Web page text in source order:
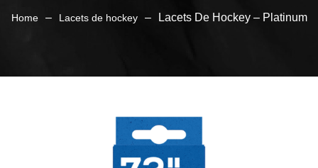
Home – Lacets de hockey – Lacets De Hockey – Platinum